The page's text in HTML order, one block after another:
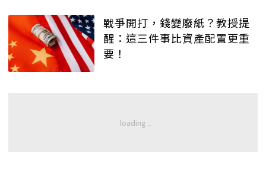
戰爭開打，錢變廢紙？教授提
醒：這三件事比資產配置更重
要！